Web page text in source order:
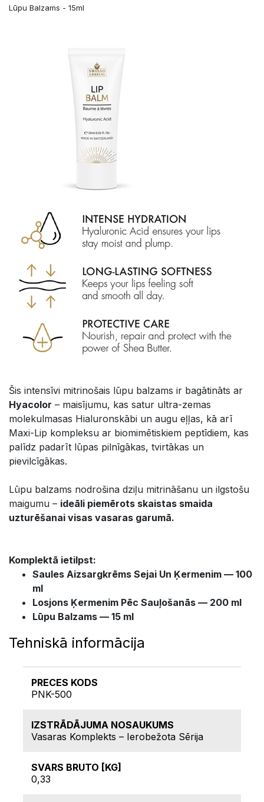
Lūpu Balzams - 15ml
Šis intensīvi mitrinošais lūpu balzams ir bagātināts ar
Hyacolor – maisījumu, kas satur ultra-zemas
molekulmasas Hialuronskābi un augu eļļas, kā arī
Maxi-Lip kompleksu ar biomimētiskiem peptīdiem, kas
palīdz padarīt lūpas pilnīgākas, tvirtākas un
pievilcīgākas.
Lūpu balzams nodrošina dziļu mitrināšanu un ilgstošu
maigumu – ideāli piemērots skaistas smaida
uzturēšanai visas vasaras garumā.
Komplektā ietilpst:
Saules Aizsargkrēms Sejai Un Ķermenim — 100
ml
Losjons Ķermenim Pēc Sauļošanās — 200 ml
Lūpu Balzams — 15 ml
Tehniskā informācija
PRECES KODS
PNK-500
IZSTRĀDĀJUMA NOSAUKUMS
Vasaras Komplekts – Ierobežota Sērija
SVARS BRUTO [KG]
0,33